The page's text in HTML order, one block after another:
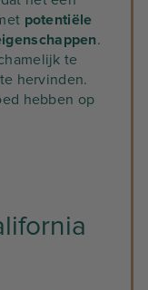
potentiële
.
te
hervinden.
hebben op